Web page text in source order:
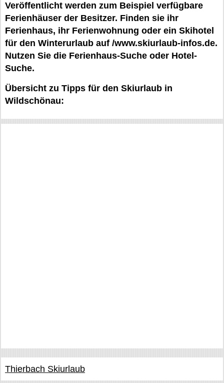
Veröffentlicht werden zum Beispiel verfügbare
Ferienhäuser der Besitzer. Finden sie ihr
Ferienhaus, ihr Ferienwohnung oder ein Skihotel
für den Winterurlaub auf /www.skiurlaub-infos.de.
Nutzen Sie die Ferienhaus-Suche oder Hotel-
Suche.
Übersicht zu Tipps für den Skiurlaub in
Wildschönau:
Thierbach Skiurlaub